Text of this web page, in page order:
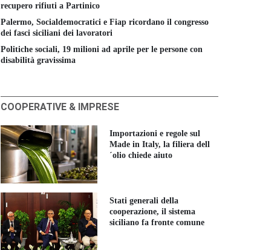
recupero rifiuti a Partinico
Palermo, Socialdemocratici e Fiap ricordano il congresso
dei fasci siciliani dei lavoratori
Politiche sociali, 19 milioni ad aprile per le persone con
disabilità gravissima
COOPERATIVE & IMPRESE
Importazioni e regole sul
Made in Italy, la filiera dell
´olio chiede aiuto
Stati generali della
cooperazione, il sistema
siciliano fa fronte comune